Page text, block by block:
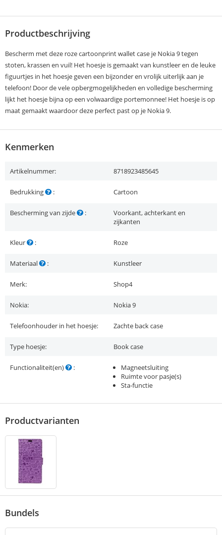
Productbeschrijving
Bescherm met deze roze cartoonprint wallet case je Nokia 9 tegen
stoten, krassen en vuil! Het hoesje is gemaakt van kunstleer en de leuke
figuurtjes in het hoesje geven een bijzonder en vrolijk uiterlijk aan je
telefoon! Door de vele opbergmogelijkheden en volledige bescherming
lijkt het hoesje bijna op een volwaardige portemonnee! Het hoesje is op
maat gemaakt waardoor deze perfect past op je Nokia 9.
Kenmerken
Artikelnummer: 8718923485645
Bedrukking : Cartoon
Bescherming van zijde :
Voorkant, achterkant en
zijkanten
Kleur : Roze
Materiaal : Kunstleer
Merk: Shop4
Nokia: Nokia 9
Telefoonhouder in het hoesje: Zachte back case
Type hoesje: Book case
Functionaliteit(en) :
Magneetsluiting
Ruimte voor pasje(s)
Sta-functie
Productvarianten
Bundels